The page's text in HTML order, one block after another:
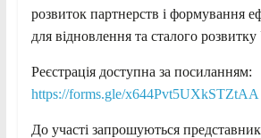
розвиток партнерств і формування
для відновлення та сталого розвитку
Реєстрація доступна за посиланням:
https://forms.gle/x644Pvt5UXkSTZtAA
До участі запрошуються